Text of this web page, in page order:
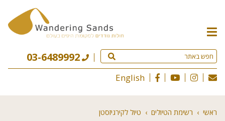
תפריט
האתר
03-6489992
English
ראשי › רשימת הטיולים › טיול לקירגיזסטן